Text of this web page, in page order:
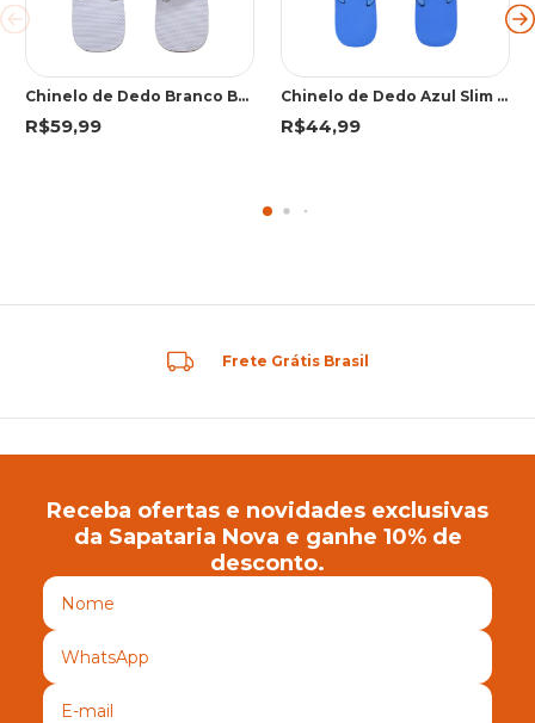
Chinelo de Dedo Branco Brasil | Havaianas
R$59,99
Chinelo de Dedo Azul Slim Clássico | Havaianas
R$44,99
Frete Grátis Brasil
Receba ofertas e novidades exclusivas
da Sapataria Nova e ganhe 10% de
desconto.